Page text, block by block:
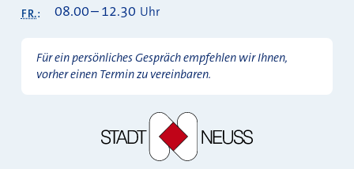
FR.: 08.00–12.30 Uhr
Für ein persönliches Gespräch empfehlen wir Ihnen,
vorher einen Termin zu vereinbaren.